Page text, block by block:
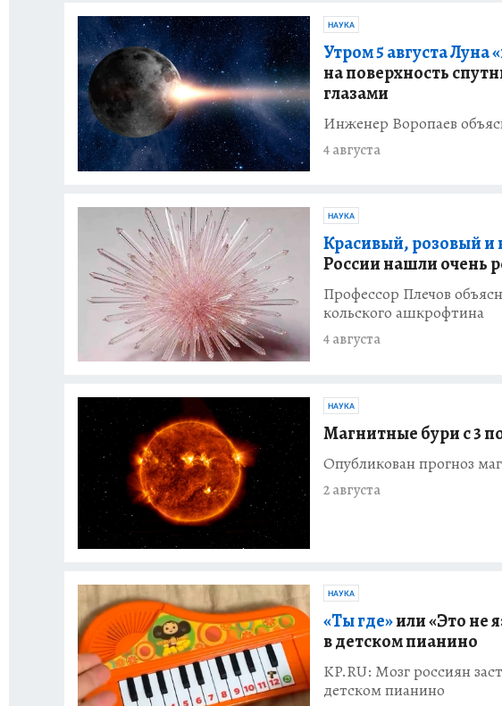
НАУКА
Утром 5 августа Луна
на поверхность
глазами
Инженер Воропаев
4 августа
НАУКА
Красивый, розовый и
России нашли очень
Профессор Плечов
кольского ашкрофтина
4 августа
НАУКА
Магнитные бури с 3
Опубликован прогноз
2 августа
НАУКА
«Ты где»или «Это не
в детском пианино
KP.RU: Мозг россиян
детском пианино